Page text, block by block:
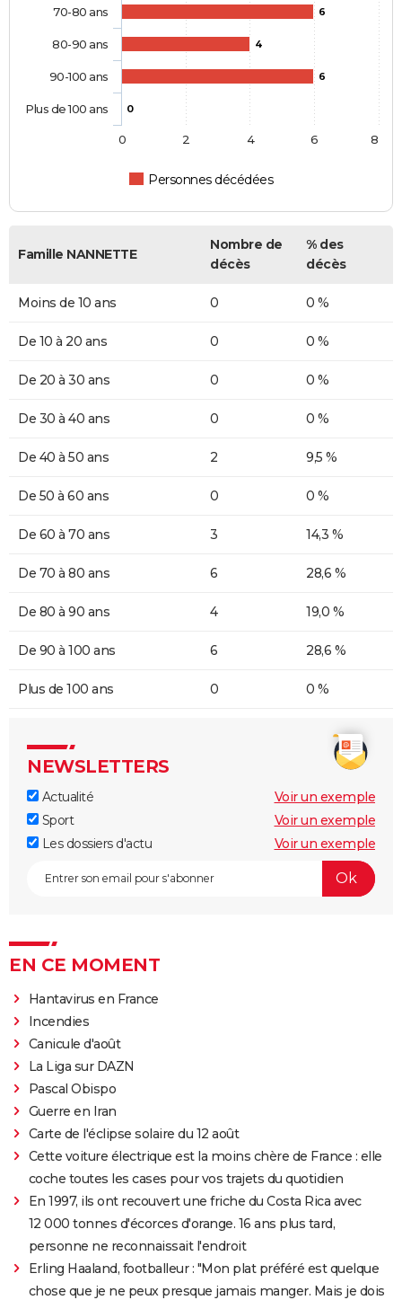
6
4
6
0
Personnes décédées
70-80 ans
80-90 ans
90-100 ans
Plus de 100 ans
0 2 4 6 8
Famille NANNETTE
Nombre de
décès
% des
décès
Moins de 10 ans 0 0 %
De 10 à 20 ans 0 0 %
De 20 à 30 ans 0 0 %
De 30 à 40 ans 0 0 %
De 40 à 50 ans 2 9,5 %
De 50 à 60 ans 0 0 %
De 60 à 70 ans 3 14,3 %
De 70 à 80 ans 6 28,6 %
De 80 à 90 ans 4 19,0 %
De 90 à 100 ans 6 28,6 %
Plus de 100 ans 0 0 %
NEWSLETTERS
Actualité
Voir un exemple
Sport
Voir un exemple
Les dossiers d'actu
Voir un exemple
EN CE MOMENT
Hantavirus en France
Incendies
Canicule d'août
La Liga sur DAZN
Pascal Obispo
Guerre en Iran
Carte de l'éclipse solaire du 12 août
Cette voiture électrique est la moins chère de France : elle
coche toutes les cases pour vos trajets du quotidien
En 1997, ils ont recouvert une friche du Costa Rica avec
12 000 tonnes d'écorces d'orange. 16 ans plus tard,
personne ne reconnaissait l'endroit
Erling Haaland, footballeur : "Mon plat préféré est quelque
chose que je ne peux presque jamais manger. Mais je dois